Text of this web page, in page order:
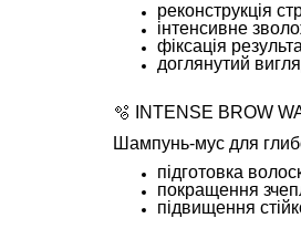
реконструкція
інтенсивне
фіксація
доглянутий
🫧 INTENSE BROW
Шампунь-мус для
підготовка
покращення
підвищення